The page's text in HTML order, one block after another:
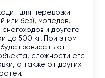
для перевозки
или без), мопедов,
и другого
до 500 кг. При этом
зависеть от
сложности его
а также от других